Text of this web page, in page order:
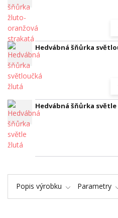
Hedvábná šňůrka
Hedvábná šňůrka
Popis výrobku Parametry